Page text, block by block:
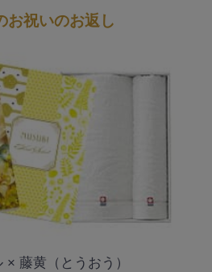
お祝いのお返し
× 藤黄（とうおう）